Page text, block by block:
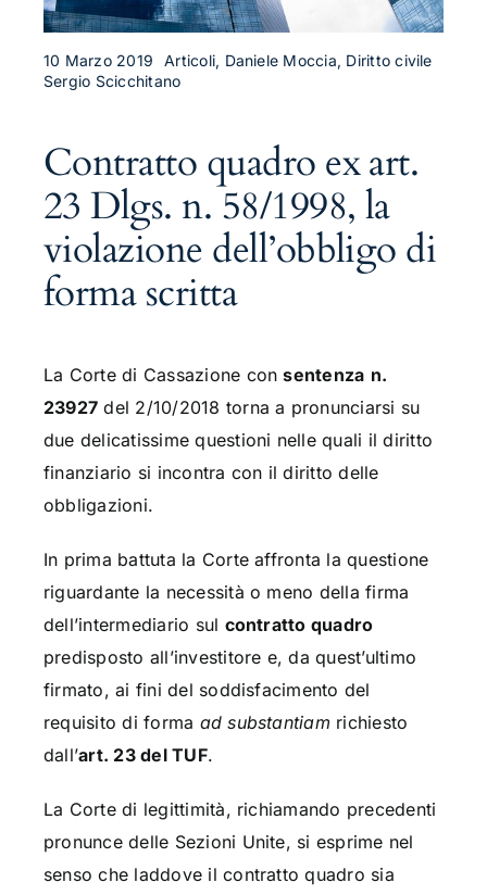
10 Marzo 2019
Articoli, Daniele Moccia, Diritto civile
Sergio Scicchitano
Contratto quadro ex art.
23 Dlgs. n. 58/1998, la
violazione dell’obbligo di
forma scritta
La Corte di Cassazione consentenza n.
23927 del 2/10/2018 torna a pronunciarsi su
due delicatissime questioni nelle quali il diritto
finanziario si incontra con il diritto delle
obbligazioni.
In prima battuta la Corte affronta la questione
riguardante la necessità o meno della firma
dell’intermediario sul contratto quadro
predisposto all’investitore e, da quest’ultimo
firmato, ai fini del soddisfacimento del
requisito di forma ad substantiam richiesto
dall’art. 23 del TUF.
La Corte di legittimità, richiamando precedenti
pronunce delle Sezioni Unite, si esprime nel
senso che laddove il contratto quadro sia